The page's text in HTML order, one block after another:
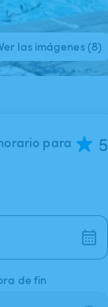
las imágenes (8)
para
5
de fin